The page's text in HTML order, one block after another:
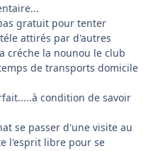
gratuit pour tenter
attirés par d'autres
créche la nounou le club
de transports domicile
condition de savoir
se passer d'une visite au
l'esprit libre pour se